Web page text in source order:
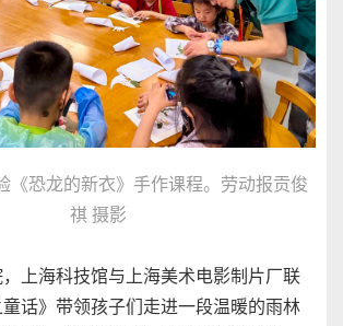
《恐龙的新衣》手作课程。劳动报贡俊
祺 摄影
海科技馆与上海美术电影制片厂联
话》带领孩子们走进一段温暖的雨林